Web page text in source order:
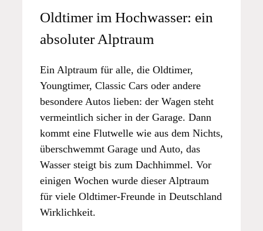
Oldtimer im Hochwasser: ein
absoluter Alptraum
Ein Alptraum für alle, die Oldtimer,
Youngtimer, Classic Cars oder andere
besondere Autos lieben: der Wagen steht
vermeintlich sicher in der Garage. Dann
kommt eine Flutwelle wie aus dem Nichts,
überschwemmt Garage und Auto, das
Wasser steigt bis zum Dachhimmel. Vor
einigen Wochen wurde dieser Alptraum
für viele Oldtimer-Freunde in Deutschland
Wirklichkeit.